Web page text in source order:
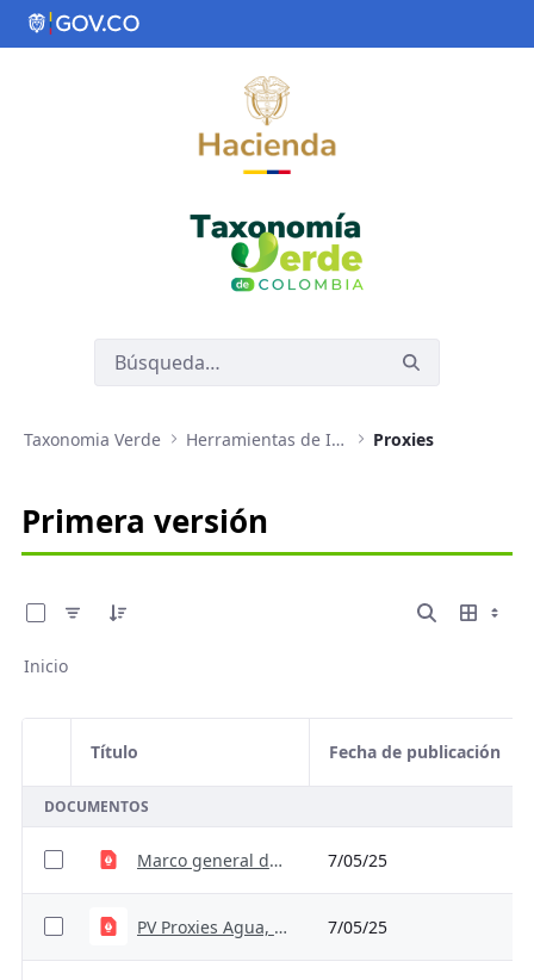
Saltar al contenido principal
Taxonomia Verde Herramientas de Implementación de Taxonomía Verde Proxies
Primera versión
Inicio
Selección del elemento
Título Fecha de publicación
DOCUMENTOS
Marco general de los proxies para la implementación de la TVC 7/05/25
PV Proxies Agua, Transporte y AFOLU 7/05/25